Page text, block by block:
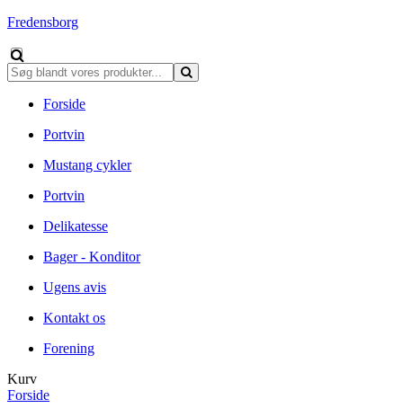
Fredensborg
Forside
Portvin
Mustang cykler
Portvin
Delikatesse
Bager - Konditor
Ugens avis
Kontakt os
Forening
Kurv
Forside